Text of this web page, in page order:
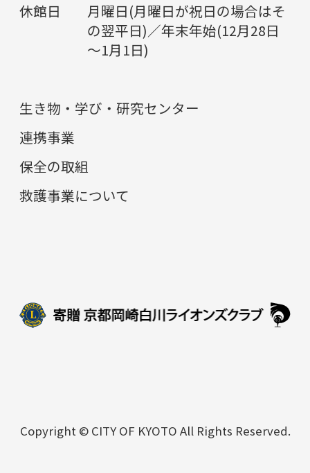
休館日
月曜日(月曜日が祝日の場合はそ
の翌平日)／年末年始(12月28日
～1月1日)
生き物・学び・研究センター
連携事業
保全の取組
救護事業について
Copyright © CITY OF KYOTO All Rights Reserved.